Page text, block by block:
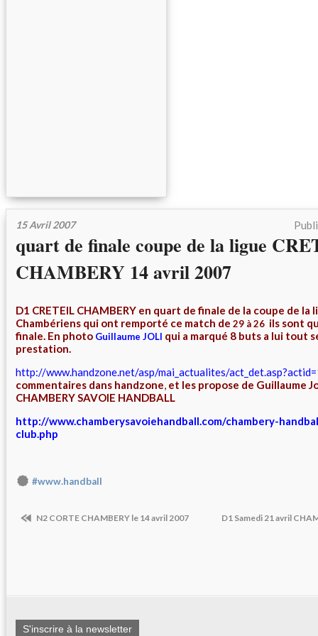
15 Avril 2007
quart de finale coupe de la ligue
CHAMBERY 14 avril 2007
D1 CRETEIL CHAMBERY en quart de finale de la coupe de la
Chambériens qui ont remporté ce match de 29 à 26 ils sont
finale. En photo Guillaume JOLI qui a marqué 8 buts a lui tout
prestation.
http://www.handzone.net/asp/mai_actualites/
commentaires dans handzone, et les propose de Guillaume
CHAMBERY SAVOIE HANDBALL
http://www.chamberysavoiehandball.com/chambery-
club.php
#www.handball
N2 CORTE CHAMBERY le 14 avril 2007 D1 Samedi 21 avril
S'inscrire à la newsletter